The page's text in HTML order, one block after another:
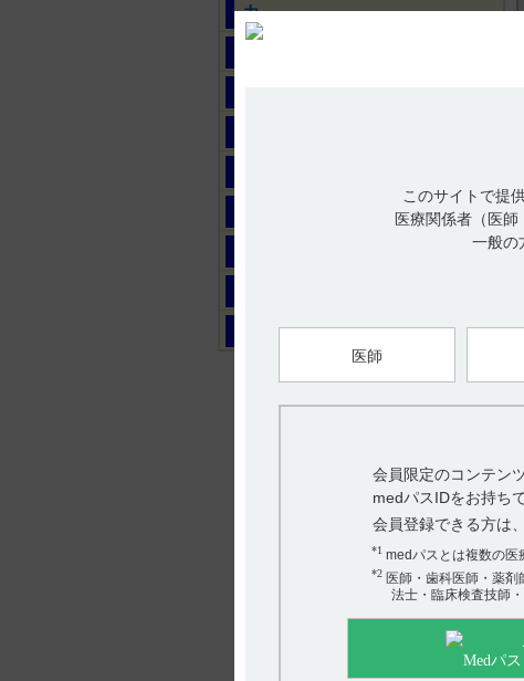
カ
このサイトで提
医療関係者（医
一般の
医師
会員限定のコンテン
medパスIDをお持ち
会員登録できる方は
*1medパスとは複数の医
*2医師・歯科医師・薬剤
法士・臨床検査技師